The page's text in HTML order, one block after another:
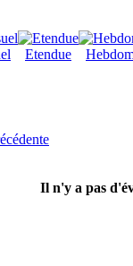
Etendue
Il n'y a pas